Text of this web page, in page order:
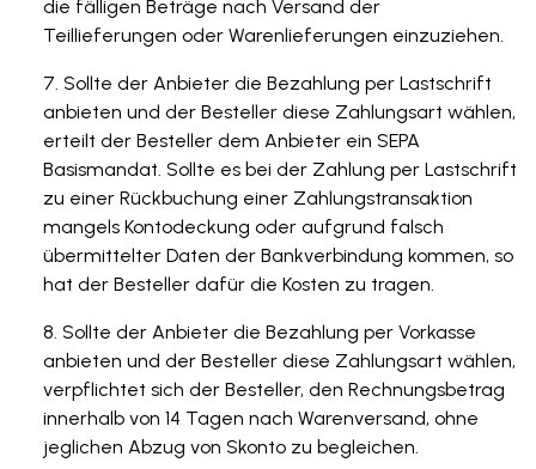
die fälligen Beträge nach Versand der
Teillieferungen oder Warenlieferungen einzuziehen.
Sollte der Anbieter die Bezahlung per Lastschrift
anbieten und der Besteller diese Zahlungsart wählen,
erteilt der Besteller dem Anbieter ein SEPA
Basismandat. Sollte es bei der Zahlung per Lastschrift
zu einer Rückbuchung einer Zahlungstransaktion
mangels Kontodeckung oder aufgrund falsch
übermittelter Daten der Bankverbindung kommen, so
hat der Besteller dafür die Kosten zu tragen.
Sollte der Anbieter die Bezahlung per Vorkasse
anbieten und der Besteller diese Zahlungsart wählen,
verpflichtet sich der Besteller, den Rechnungsbetrag
innerhalb von 14 Tagen nach Warenversand, ohne
jeglichen Abzug von Skonto zu begleichen.